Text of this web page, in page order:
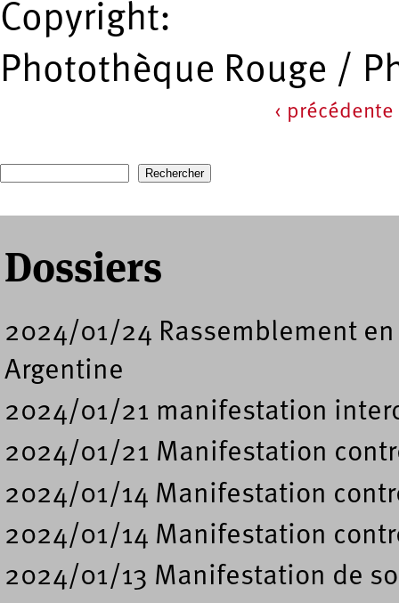
Copyright:
Photothèque Rouge /
‹ précédente
Formulaire de recherche
Dossiers
2024/01/24 Rassemblement
Argentine
2024/01/21 manifestation
2024/01/21 Manifestation
2024/01/14 Manifestation
2024/01/14 Manifestation
2024/01/13 Manifestation de